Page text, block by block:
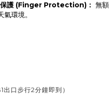
保護 (Finger Protection)： 無
環境。
口步行2分鐘即到）